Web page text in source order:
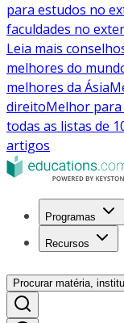
para estudos no
faculdades no
Leia mais
melhores do
melhores da Ásia
direitoMelhor para
todas as listas de
artigos
Programas
Recursos
Procurar matéria,